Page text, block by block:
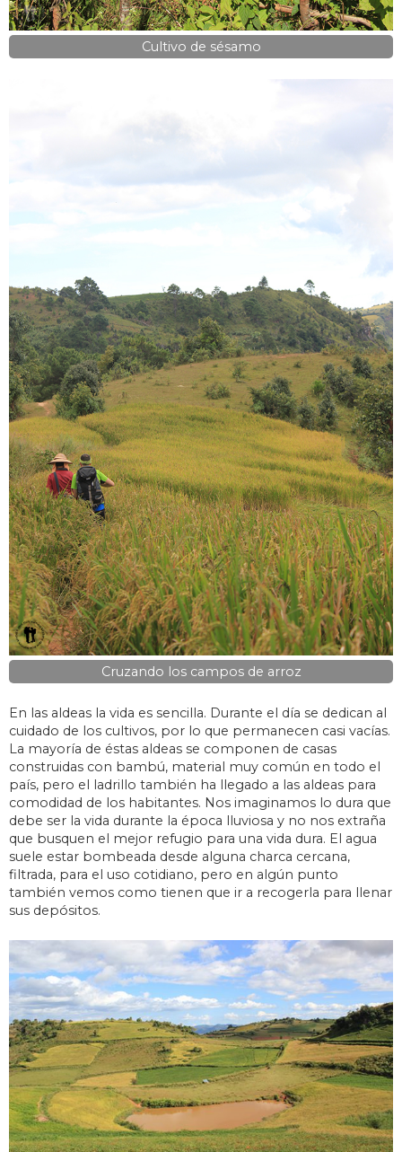
Cultivo de sésamo
Cruzando los campos de arroz
En las aldeas la vida es sencilla. Durante el día se dedican al
cuidado de los cultivos, por lo que permanecen casi vacías.
La mayoría de éstas aldeas se componen de casas
construidas con bambú, material muy común en todo el
país, pero el ladrillo también ha llegado a las aldeas para
comodidad de los habitantes. Nos imaginamos lo dura que
debe ser la vida durante la época lluviosa y no nos extraña
que busquen el mejor refugio para una vida dura. El agua
suele estar bombeada desde alguna charca cercana,
filtrada, para el uso cotidiano, pero en algún punto
también vemos como tienen que ir a recogerla para llenar
sus depósitos.